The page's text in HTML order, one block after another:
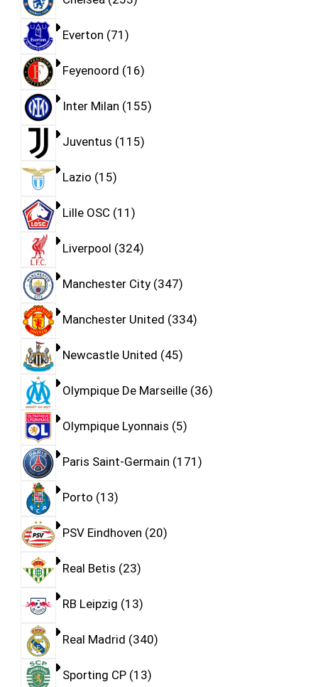
Everton 71
Feyenoord 16
Inter Milan 155
Juventus 115
Lazio 15
Lille OSC 11
Liverpool 324
Manchester City 347
Manchester United 334
Newcastle United 45
Olympique De Marseille 36
Olympique Lyonnais 5
Paris Saint-Germain 171
Porto 13
PSV Eindhoven 20
Real Betis 23
RB Leipzig 13
Real Madrid 340
Sporting CP 13